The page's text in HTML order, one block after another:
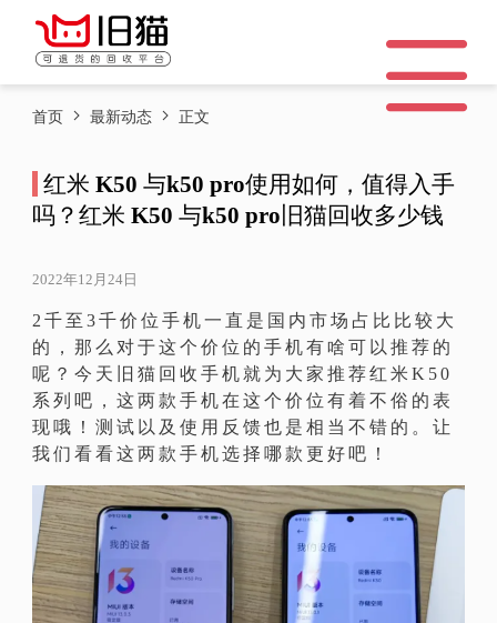
首页 最新动态 正文
红米 K50 与k50 pro使用如何，值得入手
吗？红米 K50 与k50 pro旧猫回收多少钱
2022年12月24日
2千至3千价位手机一直是国内市场占比比较大
的，那么对于这个价位的手机有啥可以推荐的
呢？今天旧猫回收手机就为大家推荐红米K50
系列吧，这两款手机在这个价位有着不俗的表
现哦！测试以及使用反馈也是相当不错的。让
我们看看这两款手机选择哪款更好吧！